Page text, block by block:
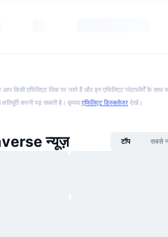
किसी एफिलिएट लिंक पर जाते हैं और इन एफिलिएट प्लेटफॉर्मों के
करनी पड़ सकती है। कृपयाएफिलिएट डिस्क्लोजर देखें।
न्यूज़ टॉप सबसे